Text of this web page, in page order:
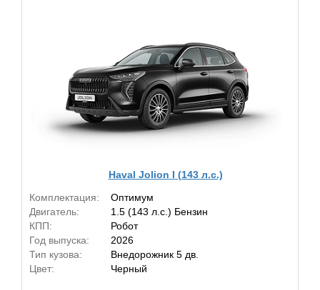
Haval Jolion I (143 л.с.)
Комплектация:
Оптимум
Двигатель:
1.5 (143 л.с.) Бензин
КПП:
Робот
Год выпуска:
2026
Тип кузова:
Внедорожник 5 дв.
Цвет:
Черный